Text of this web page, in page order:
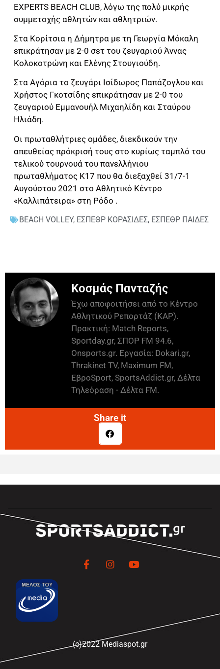
EXPERTS BEACH CLUB, λόγω της πολύ μικρής
συμμετοχής αθλητών και αθλητριών.
Στα Κορίτσια η Δήμητρα με τη Γεωργία Μόκαλη
επικράτησαν με 2-0 σετ του ζευγαριού Άννας
Κολοκοτρώνη και Ελένης Στουγιούδη.
Στα Αγόρια το ζευγάρι Ισίδωρος Παπάζογλου και
Χρήστος Γκοτσίδης επικράτησαν με 2-0 του
ζευγαριού Εμμανουήλ Μιχαηλίδη και Σταύρου
Ηλιάδη.
Οι πρωταθλήτριες ομάδες, διεκδικούν την
απευθείας πρόκρισή τους στο κυρίως ταμπλό του
τελικού τουρνουά του πανελλήνιου
πρωταθλήματος Κ17 που θα διεξαχθεί 31/7-1
Αυγούστου 2021 στο Αθλητικό Κέντρο
«Καλλιπάτειρα» στη Ρόδο .
BEACH VOLLEY, ΕΣΠΕΘΡ ΚΟΡΑΣΙΔΕΣ, ΕΣΠΕΘΡ ΠΑΙΔΕΣ
Κοσμάς Πανταζής
Έχω αποφοιτήσει από το Κέντρο
Αθλητικού Ρεπορτάζ (ΚΑΡ).
Πρακτική: Match Reports,
Sportday.gr, ΣΠΟΡ FM 94.6,
Onsports.gr. Εργασία: Dokari.gr,
Thrakinet TV, Maximum FM,
ΕβροSport, SportsAddict.gr, Δέλτα
Τηλεόραση - Δέλτα FM.
Share it
(c)2022 Mediaspot.gr